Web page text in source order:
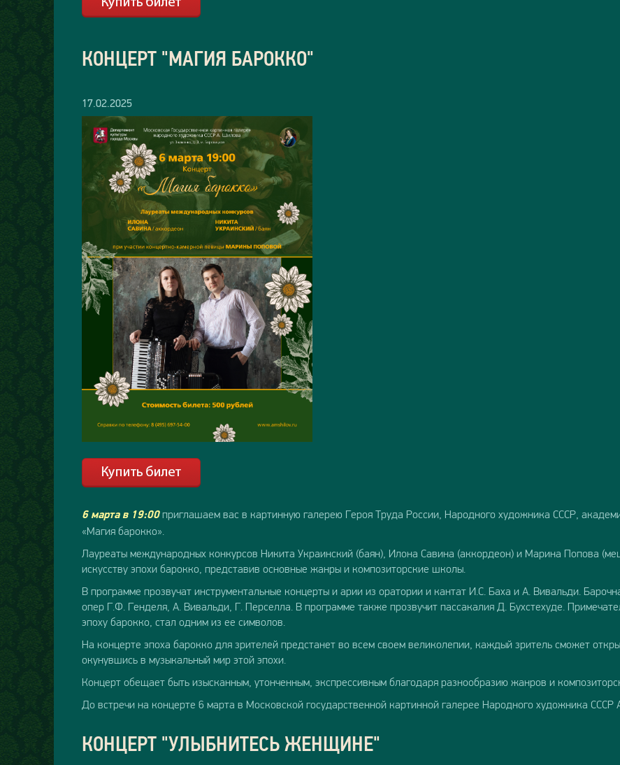
КОНЦЕРТ "МАГИЯ БАРОККО"
17.02.2025
6 марта в 19:00приглашаем вас в картинную галерею Героя Труда России, Народного художника СССР,
«Магия барокко».
Лауреаты международных конкурсов Никита Украинский (баян), Илона Савина (аккордеон) и Марина Попова
искусству эпохи барокко, представив основные жанры и композиторские школы.
В программе прозвучат инструментальные концерты и арии из оратории и кантат И.С. Баха и А. Вивальди.
опер Г.Ф. Генделя, А. Вивальди, Г. Перселла. В программе также прозвучит пассакалия Д. Бухстехуде.
эпоху барокко, стал одним из ее символов.
На концерте эпоха барокко для зрителей предстанет во всем своем великолепии, каждый зритель сможет
окунувшись в музыкальный мир этой эпохи.
Концерт обещает быть изысканным, утонченным, экспрессивным благодаря разнообразию жанров и
До встречи на концерте 6 марта в Московской государственной картинной галерее Народного художника
КОНЦЕРТ "УЛЫБНИТЕСЬ ЖЕНЩИНЕ"